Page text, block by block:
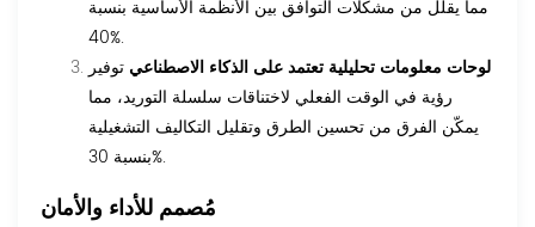
مما يقلل من مشكلات التوافق بين الأنظمة الأساسية بنسبة
40%.
لوحات معلومات تحليلية تعتمد على الذكاء الاصطناعي توفير
رؤية في الوقت الفعلي لاختناقات سلسلة التوريد، مما
يمكّن الفرق من تحسين الطرق وتقليل التكاليف التشغيلية
بنسبة 30%.
مُصمم للأداء والأمان